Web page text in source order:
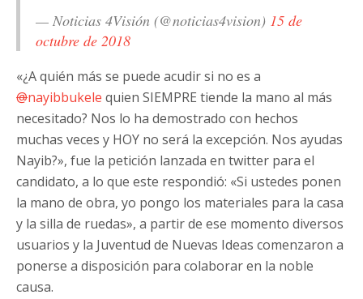
— Noticias 4Visión (@noticias4vision) 15 de
octubre de 2018
«¿A quién más se puede acudir si no es a
@nayibbukele quien SIEMPRE tiende la mano al más
necesitado? Nos lo ha demostrado con hechos
muchas veces y HOY no será la excepción. Nos ayudas
Nayib?», fue la petición lanzada en twitter para el
candidato, a lo que este respondió: «Si ustedes ponen
la mano de obra, yo pongo los materiales para la casa
y la silla de ruedas», a partir de ese momento diversos
usuarios y la Juventud de Nuevas Ideas comenzaron a
ponerse a disposición para colaborar en la noble
causa.